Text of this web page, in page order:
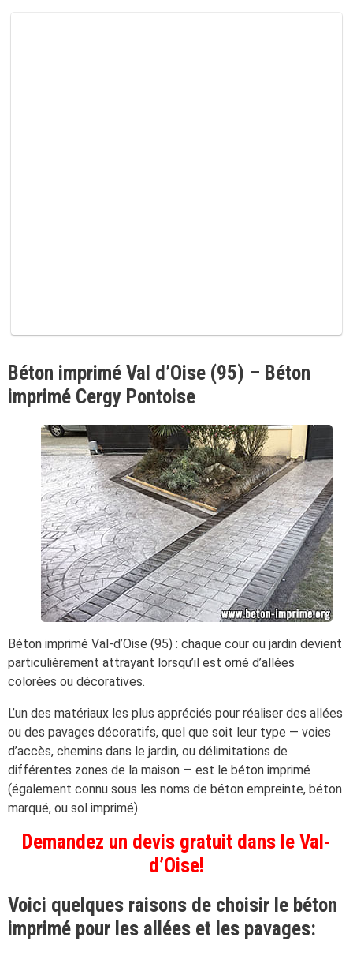
Béton imprimé Val d’Oise (95) – Béton
imprimé Cergy Pontoise
Béton imprimé Val-d’Oise (95) : chaque cour ou jardin devient
particulièrement attrayant lorsqu’il est orné d’allées
colorées ou décoratives.
L’un des matériaux les plus appréciés pour réaliser des allées
ou des pavages décoratifs, quel que soit leur type — voies
d’accès, chemins dans le jardin, ou délimitations de
différentes zones de la maison — est le béton imprimé
(également connu sous les noms de béton empreinte, béton
marqué, ou sol imprimé).
Demandez un devis gratuit dans le Val-
d’Oise!
Voici quelques raisons de choisir le béton
imprimé pour les allées et les pavages: